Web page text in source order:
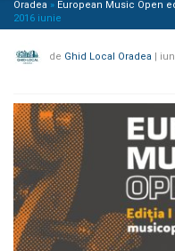
Oradea » European Music Open
2016 iunie
de Ghid Local Oradea |